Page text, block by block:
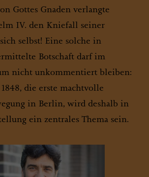
Gottes Gnaden verlangte
IV. den Kniefall seiner
selbst! Eine solche in
Botschaft darf im
nicht unkommentiert bleiben:
die erste machtvolle
in Berlin, wird deshalb in
ein zentrales Thema sein.